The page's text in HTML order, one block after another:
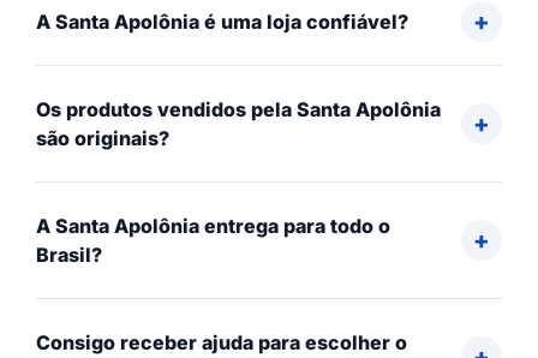
A Santa Apolônia é uma loja confiável?
Os produtos vendidos pela Santa Apolônia
são originais?
A Santa Apolônia entrega para todo o
Brasil?
Consigo receber ajuda para escolher o